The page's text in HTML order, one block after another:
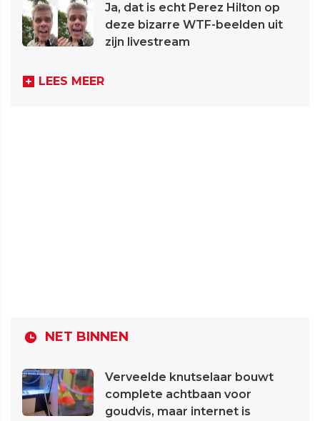
Ja, dat is echt Perez Hilton op
deze bizarre WTF-beelden uit
zijn livestream
LEES MEER
NET BINNEN
Verveelde knutselaar bouwt
complete achtbaan voor
goudvis, maar internet is